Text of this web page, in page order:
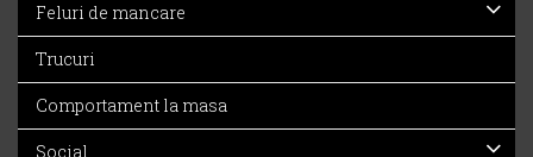
Feluri de mancare
Trucuri
Comportament la masa
Social